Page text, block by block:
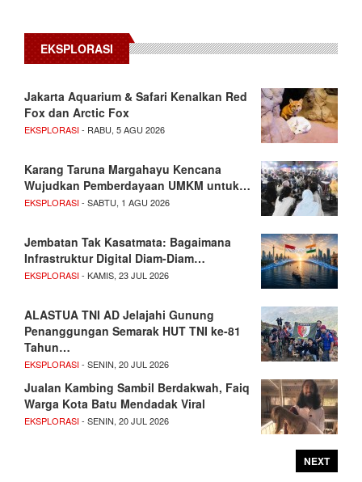
EKSPLORASI
Jakarta Aquarium & Safari Kenalkan Red
Fox dan Arctic Fox
EKSPLORASI- RABU, 5 AGU 2026
Karang Taruna Margahayu Kencana
Wujudkan Pemberdayaan UMKM untuk…
EKSPLORASI- SABTU, 1 AGU 2026
Jembatan Tak Kasatmata: Bagaimana
Infrastruktur Digital Diam-Diam…
EKSPLORASI- KAMIS, 23 JUL 2026
ALASTUA TNI AD Jelajahi Gunung
Penanggungan Semarak HUT TNI ke-81
Tahun…
EKSPLORASI- SENIN, 20 JUL 2026
Jualan Kambing Sambil Berdakwah, Faiq
Warga Kota Batu Mendadak Viral
EKSPLORASI- SENIN, 20 JUL 2026
NEXT